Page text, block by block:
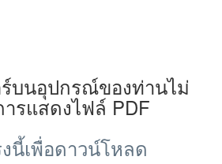
ร์บนอุปกรณ์ของท่านไม่
ารแสดงไฟล์ PDF
นี้เพื่อดาวน์โหลด